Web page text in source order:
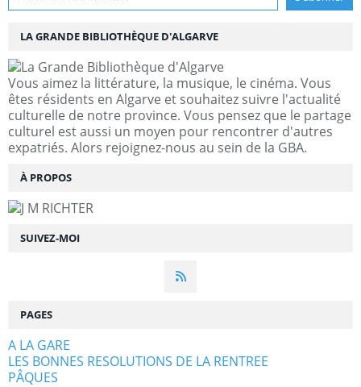
SUIVEZ-MOI
LA GRANDE BIBLIOTHÈQUE D'ALGARVE
Vous aimez la littérature, la musique, le cinéma. Vous
êtes résidents en Algarve et souhaitez suivre l'actualité
culturelle de notre province. Vous pensez que le partage
culturel est aussi un moyen pour rencontrer d'autres
expatriés. Alors rejoignez-nous au sein de la GBA.
À PROPOS
PAGES
A LA GARE
LES BONNES RESOLUTIONS DE LA RENTREE
PÂQUES